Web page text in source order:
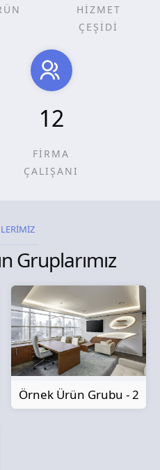
HİZMET
ÇEŞİDİ
12
FİRMA
ÇALIŞANI
Gruplarımız
Örnek Ürün Grubu - 2